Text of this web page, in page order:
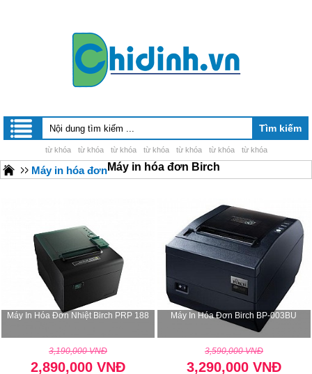
từ khóa từ khóa từ khóa từ khóa từ khóa từ khóa từ khóa
Máy in hóa đơnMáy in hóa đơn Birch
Máy In Hóa Đơn Nhiệt Birch PRP 188
3,190,000 VNĐ
2,890,000 VNĐ
Máy In Hóa Đơn Birch BP-003BU
3,590,000 VNĐ
3,290,000 VNĐ